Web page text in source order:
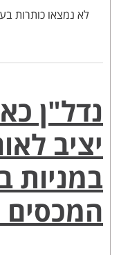
לא נמצאו כותרות
נדל"ן
יציב
במניות